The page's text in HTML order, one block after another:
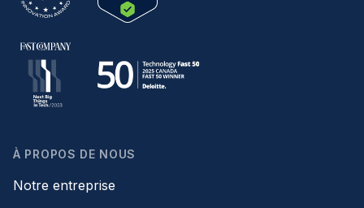
À PROPOS DE NOUS
Notre entreprise